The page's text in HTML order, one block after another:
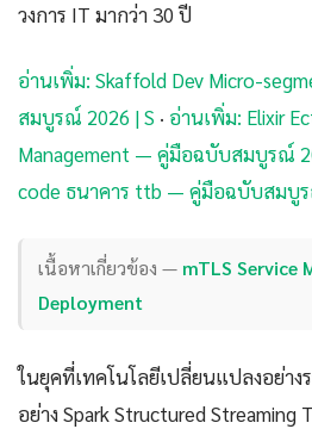
วงการ IT มากว่า 30 ปี
อ่านเพิ่ม: Skaffold Dev Micro-
สมบูรณ์ 2026 | S · อ่านเพิ่ม: Elixir
Management — คู่มือฉบับสมบูรณ์
code ธนาคาร ttb — คู่มือฉบับสมบูร
เนื้อหาเกี่ยวข้อง — mTLS Service
Deployment
ในยุคที่เทคโนโลยีเปลี่ยนแปลงอย่าง
อย่าง Spark Structured Streaming